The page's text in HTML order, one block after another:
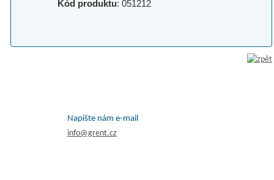
Kód produktu: 051212
Napište nám e-mail
info@grent.cz